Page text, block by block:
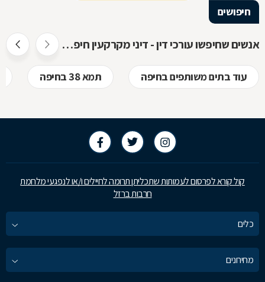
חיפושים
אנשים שחיפשו עורכי דין - דיני מקרקעין חיפשו גם
עוד בתים משותפים בחיפה תמא 38 בחיפה
קול קורא לפרסום לעמותות שתכליתן תרומה לחיילים ו/או לנפגעי מלחמת
חרבות ברזל
כלים
מחירונים